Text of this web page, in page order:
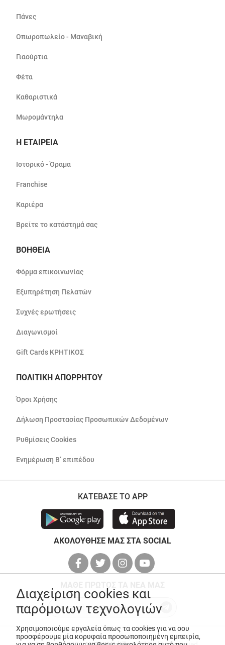
Πάνες
Οπωροπωλείο - Μαναβική
Γιαούρτια
Φέτα
Καθαριστικά
Μωρομάντηλα
Η ΕΤΑΙΡΕΙΑ
Ιστορικό - Όραμα
Franchise
Καριέρα
Βρείτε το κατάστημά σας
ΒΟΗΘΕΙΑ
Φόρμα επικοινωνίας
Εξυπηρέτηση Πελατών
Συχνές ερωτήσεις
Διαγωνισμοί
Gift Cards ΚΡΗΤΙΚΟΣ
ΠΟΛΙΤΙΚΗ ΑΠΟΡΡΗΤΟΥ
Όροι Χρήσης
Δήλωση Προστασίας Προσωπικών Δεδομένων
Ρυθμίσεις Cookies
Ενημέρωση Β’ επιπέδου
ΚΑΤΕΒΑΣΕ ΤΟ APP
ΑΚΟΛΟΥΘΗΣΕ ΜΑΣ ΣΤΑ SOCIAL
Διαχείριση cookies και
παρόμοιων τεχνολογιών
Χρησιμοποιούμε εργαλεία όπως τα cookies για να σου
προσφέρουμε μία κορυφαία προσωποποιημένη εμπειρία,